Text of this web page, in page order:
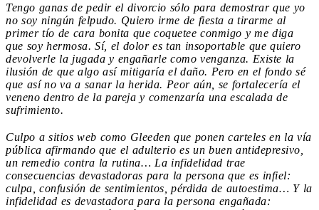
Tengo ganas de pedir el divorcio sólo para demostrar que yo
no soy ningún felpudo. Quiero irme de fiesta a tirarme al
primer tío de cara bonita que coquetee conmigo y me diga
que soy hermosa. Sí, el dolor es tan insoportable que quiero
devolverle la jugada y engañarle como venganza. Existe la
ilusión de que algo así mitigaría el daño. Pero en el fondo sé
que así no va a sanar la herida. Peor aún, se fortalecería el
veneno dentro de la pareja y comenzaría una escalada de
sufrimiento.
Culpo a sitios web como Gleeden que ponen carteles en la vía
pública afirmando que el adulterio es un buen antidepresivo,
un remedio contra la rutina… La infidelidad trae
consecuencias devastadoras para la persona que es infiel:
culpa, confusión de sentimientos, pérdida de autoestima… Y la
infidelidad es devastadora para la persona engañada: